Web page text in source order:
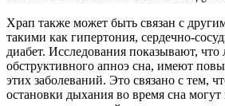
Храп также может быть связан с
такими как гипертония, сердечно-
диабет. Исследования показывают,
обструктивного апноэ сна, имеют
этих заболеваний. Это связано с тем,
остановки дыхания во время сна могут